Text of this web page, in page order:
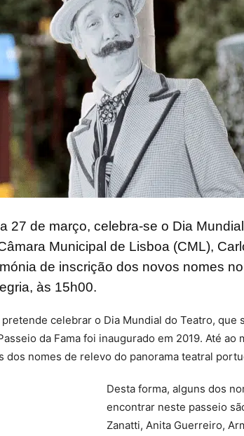
27 de março, celebra-se o Dia
Municipal de Lisboa (CML),
de inscrição dos novos nomes
às 15h00.
celebrar o Dia Mundial do Teatro, que
da Fama foi inaugurado em 2019. Até ao
dos nomes de relevo do panorama teatral
Desta forma, alguns dos
encontrar neste passeio
Zanatti, Anita Guerreiro,